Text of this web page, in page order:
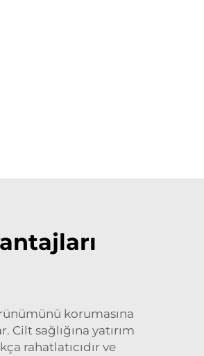
korumasına
sağlığına yatırım
rahatlatıcıdır ve